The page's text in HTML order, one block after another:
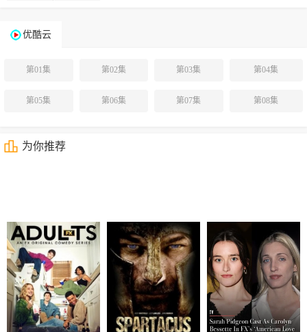
优酷云
第01集 第02集 第03集 第04集
第05集 第06集 第07集 第08集
为你推荐